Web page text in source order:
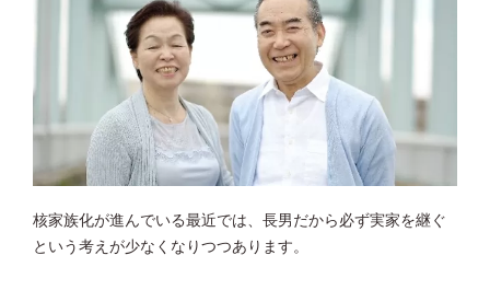
核家族化が進んでいる最近では、長男だから必ず実家を継ぐ
という考えが少なくなりつつあります。